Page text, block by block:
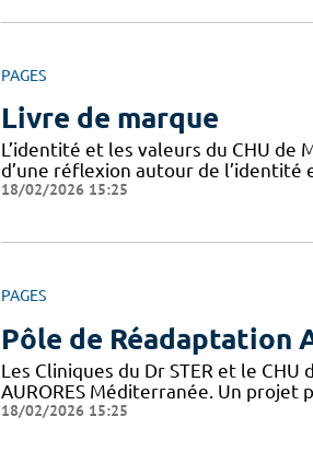
PAGES
Livre de marque
L’identité et les valeurs du CHU
d’une réflexion autour de l’identité
18/02/2026 15:25
PAGES
Pôle de Réadaptation
Les Cliniques du Dr STER et le
AURORES Méditerranée. Un
18/02/2026 15:25